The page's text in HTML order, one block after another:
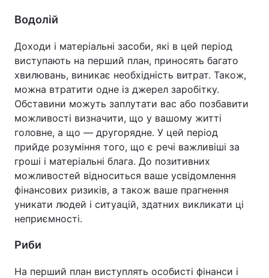
Водолій
Доходи і матеріальні засоби, які в цей період
виступають на перший план, приносять багато
хвилювань, виникає необхідність витрат. Також,
можна втратити одне із джерел заробітку.
Обставини можуть заплутати вас або позбавити
можливості визначити, що у вашому житті
головне, а що — другорядне. У цей період
прийде розуміння того, що є речі важливіші за
гроші і матеріальні блага. До позитивних
можливостей відноситься ваше усвідомлення
фінансових ризиків, а також ваше прагнення
уникати людей і ситуацій, здатних викликати ці
неприємності.
Риби
На перший план виступлять особисті фінанси і